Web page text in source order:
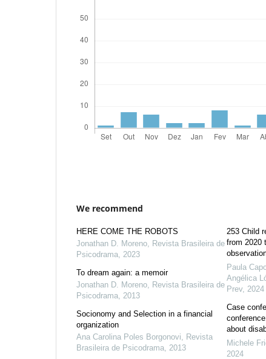
We recommend
HERE COME THE ROBOTS
Jonathan D. Moreno Revista Brasileira de
Psicodrama 2023
To dream again: a memoir
Jonathan D. Moreno Revista Brasileira de
Psicodrama 2013
Socionomy and Selection in a financial
organization
Ana Carolina Poles Borgonovi
Revista
Brasileira de Psicodrama 2013
253 Child
from 2020
Paula
Angélica
Prev, 2024
Case
about
Michele
2024